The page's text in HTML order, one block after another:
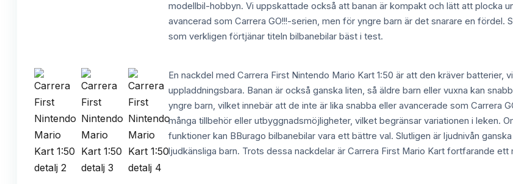
modellbil-hobbyn. Vi uppskattade också att banan är kompakt och lätt att plocka
avancerad som Carrera GO!!!-serien, men för yngre barn är det snarare en
som verkligen förtjänar titeln bilbanebilar bäst i test.
En nackdel med Carrera First Nintendo Mario Kart 1:50 är att den kräver batterier,
uppladdningsbara. Banan är också ganska liten, så äldre barn eller vuxna kan
yngre barn, vilket innebär att de inte är lika snabba eller avancerade som Carrera
många tillbehör eller utbyggnadsmöjligheter, vilket begränsar variationen i leken.
funktioner kan BBurago bilbanebilar vara ett bättre val. Slutligen är ljudnivån
ljudkänsliga barn. Trots dessa nackdelar är Carrera First Mario Kart fortfarande